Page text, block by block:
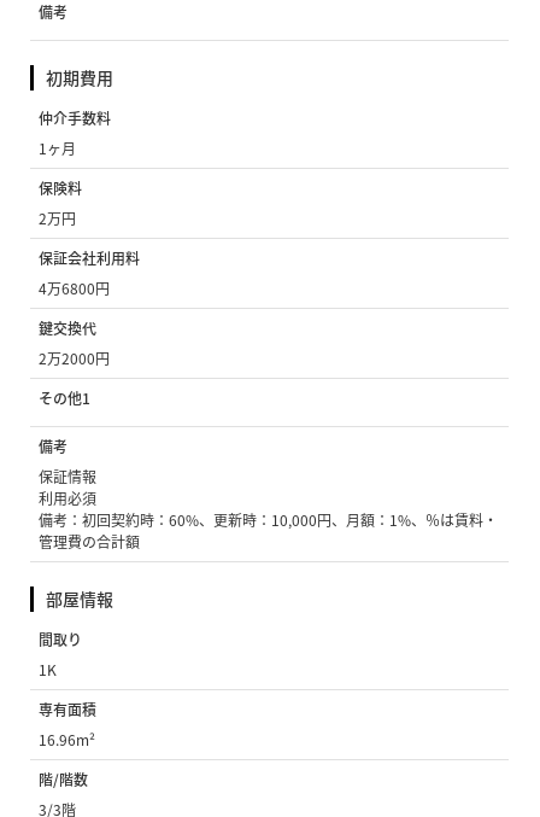
備考
初期費用
仲介手数料
1ヶ月
保険料
2万円
保証会社利用料
4万6800円
鍵交換代
2万2000円
その他1
備考
保証情報
利用必須
備考：初回契約時：60%、更新時：10,000円、月額：1%、％は賃料・
管理費の合計額
部屋情報
間取り
1K
専有面積
16.96m²
階/階数
3/3階